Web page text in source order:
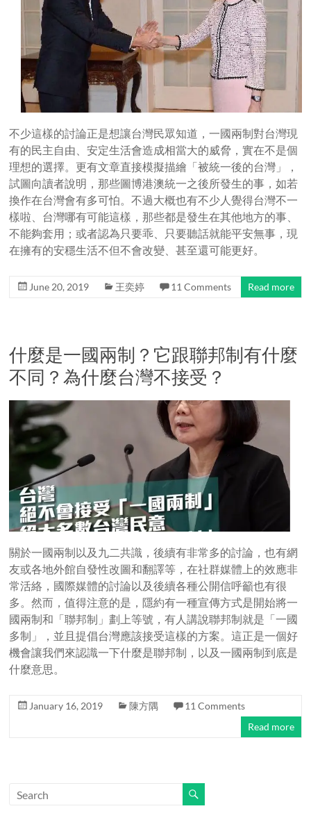
不少這樣的討論正是想讓台灣民眾知道，一國兩制對台灣現
有的民主自由、安定生活會造成相當大的威脅，實在不是個
理想的選擇。更有文章直接模擬描繪「被統一後的台灣」，
試圖向讀者說明，那些圖博港澳統一之後所發生的事，如若
換作在台灣會有多可怕。不過大概也有不少人覺得台灣不一
樣啦、台灣哪有可能這樣，那些都是發生在其他地方的事、
不能夠套用；或者認為只要乖、只要聽話就能平安無事，現
在擁有的安穩生活不但不會改變、甚至還可能更好。
June 20, 2019 王奕婷 11 Comments Read more
什麼是一國兩制？它跟聯邦制有什麼
不同？為什麼台灣不接受？
關於一國兩制以及九二共識，後續有非常多的討論，也有網
友或各地外館自發性改圖和翻譯等，在社群媒體上的效應非
常活絡，國際媒體的討論以及後續各種公開信呼籲也有很
多。然而，值得注意的是，隱約有一種宣傳方式是開始將一
國兩制和「聯邦制」劃上等號，有人講說聯邦制就是「一國
多制」，並且提倡台灣應該接受這樣的方案。這正是一個好
機會讓我們來認識一下什麼是聯邦制，以及一國兩制到底是
什麼意思。
January 16, 2019 陳方隅
11 Comments
Read more